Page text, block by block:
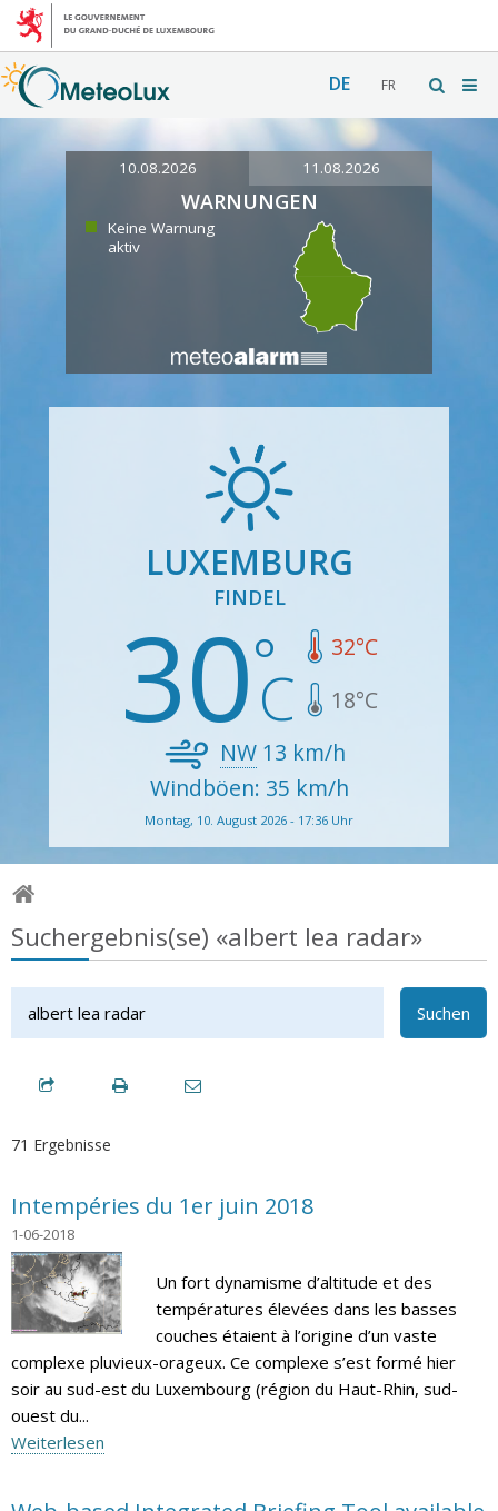
DE FR
10.08.2026 11.08.2026
WARNUNGEN
Keine Warnung
aktiv
LUXEMBURG
FINDEL
30 32°C
18°C
NW13 km/h
Windböen: 35 km/h
Montag, 10. August 2026 - 17:36 Uhr
Suchergebnis(se) «albert lea radar»
Suchen
71 Ergebnisse
Intempéries du 1er juin 2018
1-06-2018
Un fort dynamisme d’altitude et des
températures élevées dans les basses
couches étaient à l’origine d’un vaste
complexe pluvieux-orageux. Ce complexe s’est formé hier
soir au sud-est du Luxembourg (région du Haut-Rhin, sud-
ouest du...
Weiterlesen